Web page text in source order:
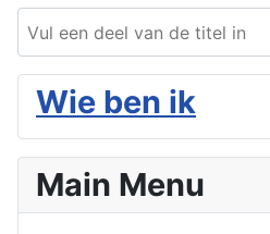
Wie ben ik
Main Menu